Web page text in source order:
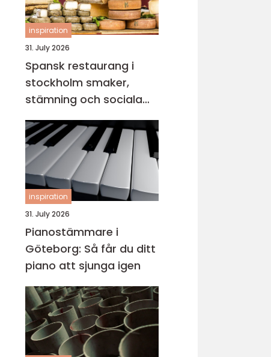
inspiration
31. July 2026
Spansk restaurang i
stockholm smaker,
stämning och sociala
middagar
inspiration
31. July 2026
Pianostämmare i
Göteborg: Så får du ditt
piano att sjunga igen